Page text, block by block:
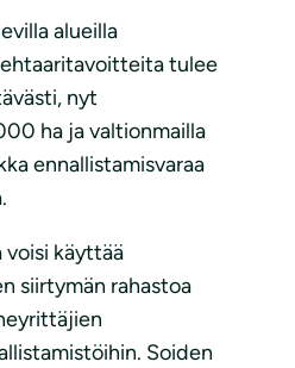
alueilla
tulee
nyt
ha ja valtionmailla
ennallistamisvaraa
voisi käyttää
siirtymän rahastoa
Soiden